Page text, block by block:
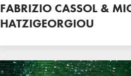
FABRIZIO CASSOL &
HATZIGEORGIOU